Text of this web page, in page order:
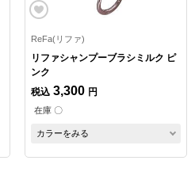
ReFa(リファ)
リファシャンプーブラシミルク ピ
ンク
税込 3,300 円
在庫 〇
カラーをみる